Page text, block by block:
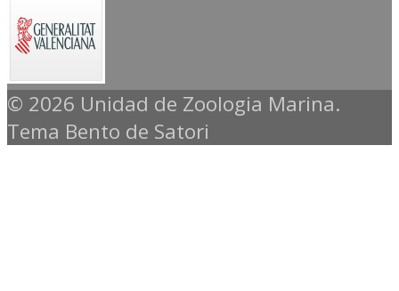
© 2026 Unidad de Zoologia Marina.
Tema Bento de Satori